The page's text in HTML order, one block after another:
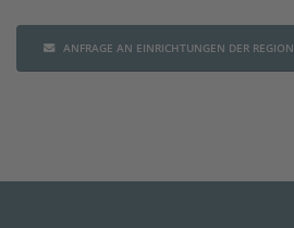
ANFRAGE AN EINRICHTUNGEN DER REGION